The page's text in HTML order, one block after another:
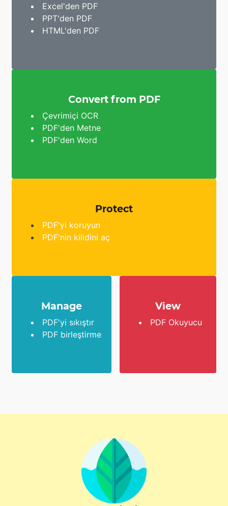
Excel'den PDF
PPT'den PDF
HTML'den PDF
Convert from PDF
Çevrimiçi OCR
PDF'den Metne
PDF'den Word
Protect
PDF'yi koruyun
PDF'nin kilidini aç
Manage
PDF'yi sıkıştır
PDF birleştirme
View
PDF Okuyucu